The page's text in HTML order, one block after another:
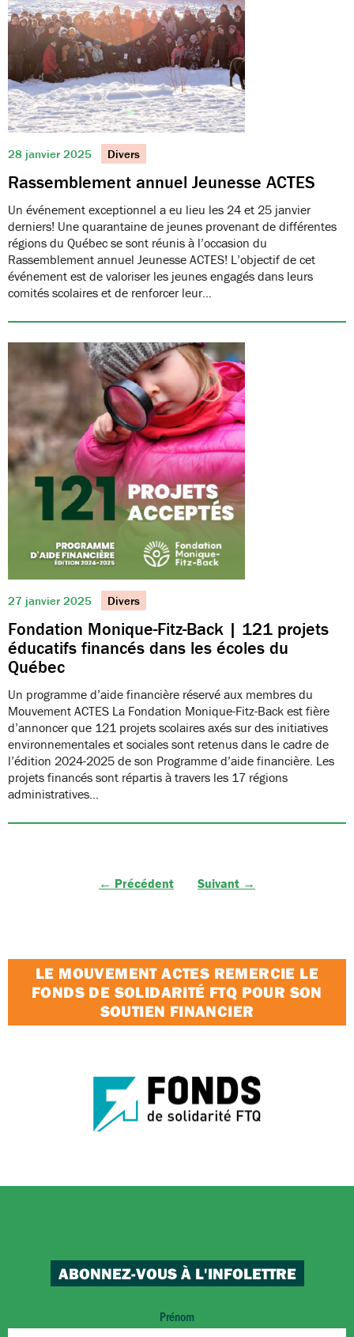
28 janvier 2025 Divers
Rassemblement annuel Jeunesse ACTES
Un événement exceptionnel a eu lieu les 24 et 25 janvier
derniers! Une quarantaine de jeunes provenant de différentes
régions du Québec se sont réunis à l’occasion du
Rassemblement annuel Jeunesse ACTES! L’objectif de cet
événement est de valoriser les jeunes engagés dans leurs
comités scolaires et de renforcer leur…
27 janvier 2025 Divers
Fondation Monique-Fitz-Back | 121 projets
éducatifs financés dans les écoles du
Québec
Un programme d’aide financière réservé aux membres du
Mouvement ACTES La Fondation Monique-Fitz-Back est fière
d’annoncer que 121 projets scolaires axés sur des initiatives
environnementales et sociales sont retenus dans le cadre de
l’édition 2024-2025 de son Programme d’aide financière. Les
projets financés sont répartis à travers les 17 régions
administratives…
← Précédent Suivant →
LE MOUVEMENT ACTES REMERCIE LE
FONDS DE SOLIDARITÉ FTQ POUR SON
SOUTIEN FINANCIER
ABONNEZ-VOUS À L'INFOLETTRE
Prénom